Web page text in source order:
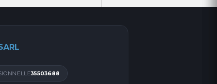
35503688